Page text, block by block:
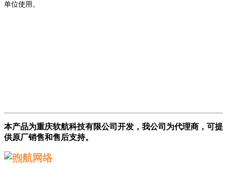
单位使用。
本产品为重庆软航科技有限公司开发，我公司为代理商，可提
供原厂销售和售后支持。